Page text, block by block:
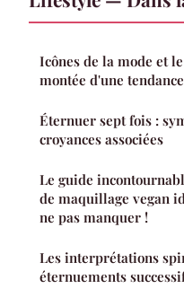
Icônes de la mode et
montée d'une
Éternuer sept fois :
croyances associées
Le guide
de maquillage vegan
ne pas manquer !
Les interprétations
éternuements